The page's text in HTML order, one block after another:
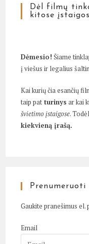
Dėl filmų
kitose
Dėmesio! Šiame
į viešus ir legalius
Kai kurių čia esančių
taip pat turinys ar kai
švietimo įstaigose.
kiekvieną įrašą.
Prenumeruoti
Gaukite pranešimus el.
Email